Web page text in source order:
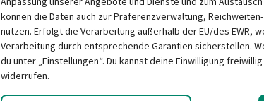
können die Daten auch zur Präferenzverwaltung,
nutzen. Erfolgt die Verarbeitung außerhalb der EU/des EWR,
Verarbeitung durch entsprechende Garantien sicherstellen.
du unter „Einstellungen“. Du kannst deine Einwilligung
widerrufen.